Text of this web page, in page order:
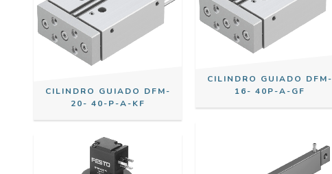
CILINDRO GUIADO DFM-
20- 40-P-A-KF
CILINDRO GUIADO DFM-
16- 40P-A-GF